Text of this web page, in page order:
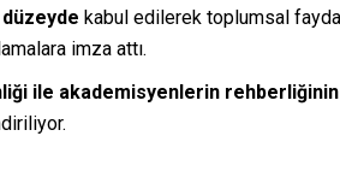
düzeyde kabul edilerek toplumsal
imza attı.
ile akademisyenlerin rehberliğinin